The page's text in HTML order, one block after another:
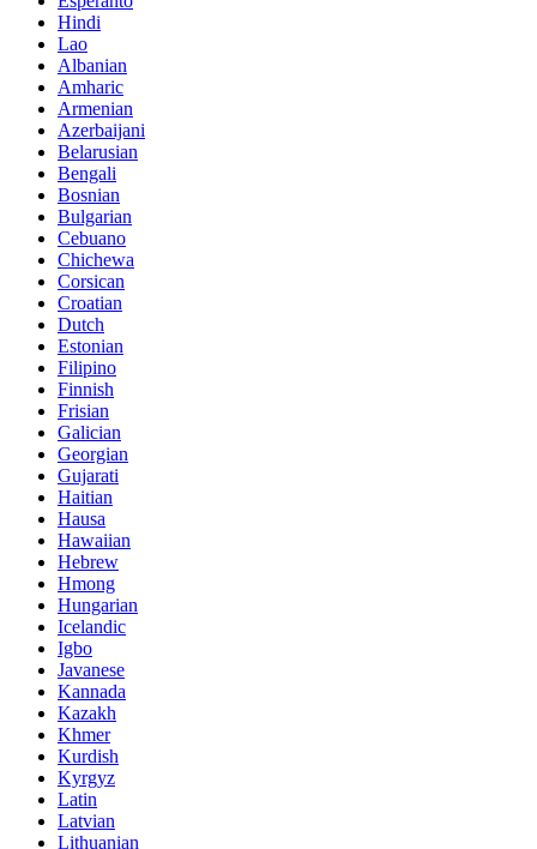
Hindi
Lao
Albanian
Amharic
Armenian
Azerbaijani
Belarusian
Bengali
Bosnian
Bulgarian
Cebuano
Chichewa
Corsican
Croatian
Dutch
Estonian
Filipino
Finnish
Frisian
Galician
Georgian
Gujarati
Haitian
Hausa
Hawaiian
Hebrew
Hmong
Hungarian
Icelandic
Igbo
Javanese
Kannada
Kazakh
Khmer
Kurdish
Kyrgyz
Latin
Latvian
Lithuanian